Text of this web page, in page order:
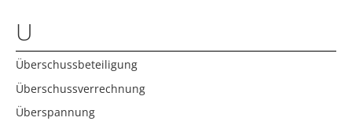
U
Überschussbeteiligung
Überschussverrechnung
Überspannung